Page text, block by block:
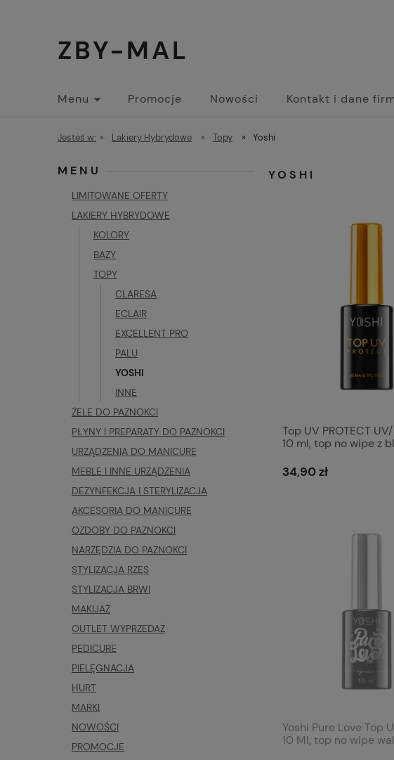
ZBY-MAL
Menu Promocje Nowości Kontakt i dane
Jesteś w: » Lakiery Hybrydowe » Topy » Yoshi
MENU
LIMITOWANE OFERTY
LAKIERY HYBRYDOWE
KOLORY
BAZY
TOPY
CLARESA
ECLAIR
EXCELLENT PRO
PALU
YOSHI
INNE
ŻELE DO PAZNOKCI
PŁYNY I PREPARATY DO PAZNOKCI
URZĄDZENIA DO MANICURE
MEBLE I INNE URZĄDZENIA
DEZYNFEKCJA I STERYLIZACJA
AKCESORIA DO MANICURE
OZDOBY DO PAZNOKCI
NARZĘDZIA DO PAZNOKCI
STYLIZACJA RZĘS
STYLIZACJA BRWI
MAKIJAŻ
OUTLET WYPRZEDAŻ
PEDICURE
PIELĘGNACJA
HURT
MARKI
NOWOŚCI
PROMOCJE
YOSHI
Top UV PROTECT
10 ml, top no wipe z
34,90 zł
Yoshi Pure Love Top
10 Ml, top no wipe